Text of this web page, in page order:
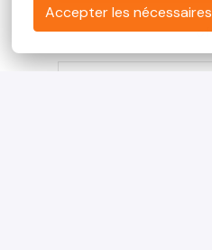
Accepter les nécessaires
of